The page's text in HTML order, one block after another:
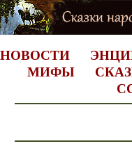
НОВОСТИ
МИФЫ